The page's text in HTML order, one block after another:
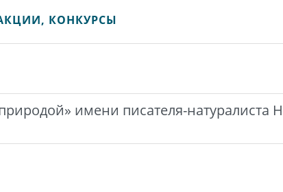
КОНКУРСЫ
имени писателя-натуралиста